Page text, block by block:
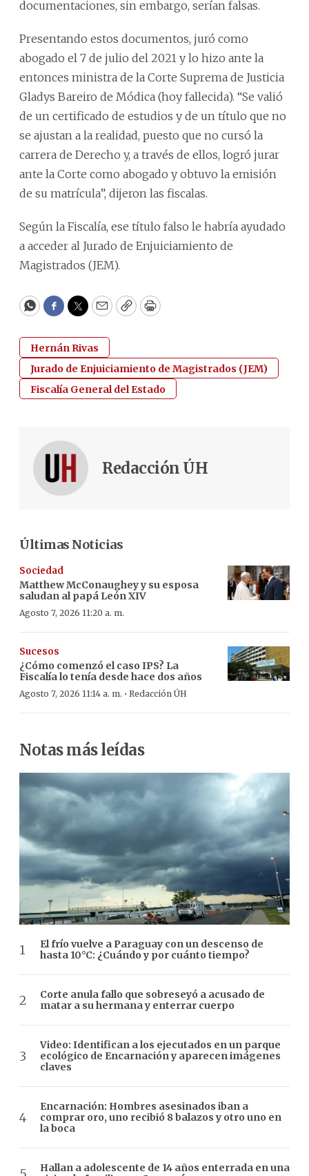
documentaciones, sin embargo, serían falsas.
Presentando estos documentos, juró como
abogado el 7 de julio del 2021 y lo hizo ante la
entonces ministra de la Corte Suprema de Justicia
Gladys Bareiro de Módica (hoy fallecida). “Se valió
de un certificado de estudios y de un título que no
se ajustan a la realidad, puesto que no cursó la
carrera de Derecho y, a través de ellos, logró jurar
ante la Corte como abogado y obtuvo la emisión
de su matrícula”, dijeron las fiscalas.
Según la Fiscalía, ese título falso le habría ayudado
a acceder al Jurado de Enjuiciamiento de
Magistrados (JEM).
WhatsApp
Facebook
Twitter
EmailCopyPrint
Hernán Rivas
Jurado de Enjuiciamiento de Magistrados (JEM)
Fiscalía General del Estado
Redacción ÚH
Últimas Noticias
Sociedad
Matthew McConaughey y su esposa
saludan al papá León XIV
Agosto 7, 2026 11:20 a. m.
Sucesos
¿Cómo comenzó el caso IPS? La
Fiscalía lo tenía desde hace dos años
Agosto 7, 2026 11:14 a. m. · Redacción ÚH
Notas más leídas
El frío vuelve a Paraguay con un descenso de
hasta 10°C: ¿Cuándo y por cuánto tiempo?
Corte anula fallo que sobreseyó a acusado de
matar a su hermana y enterrar cuerpo
Video: Identifican a los ejecutados en un parque
ecológico de Encarnación y aparecen imágenes
claves
Encarnación: Hombres asesinados iban a
comprar oro, uno recibió 8 balazos y otro uno en
la boca
Hallan a adolescente de 14 años enterrada en una